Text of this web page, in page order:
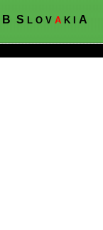
B S L O V A K I A